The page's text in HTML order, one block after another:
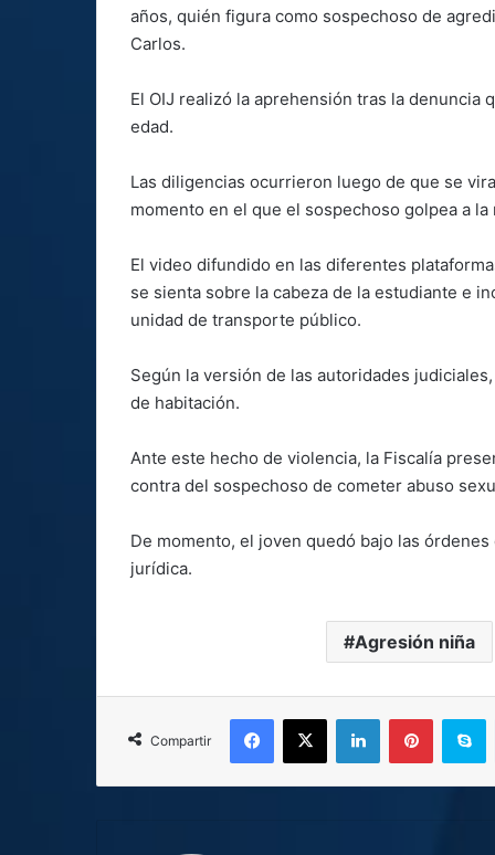
años, quién figura como sospechoso de
Carlos.
El OIJ realizó la aprehensión tras la
edad.
Las diligencias ocurrieron luego de que se
momento en el que el sospechoso golpea a
El video difundido en las diferentes
se sienta sobre la cabeza de la estudiante e
unidad de transporte público.
Según la versión de las autoridades
de habitación.
Ante este hecho de violencia, la Fiscalía
contra del sospechoso de cometer abuso
De momento, el joven quedó bajo las
jurídica.
Agresión niña
Compartir
Facebook
X LinkedInPinterest